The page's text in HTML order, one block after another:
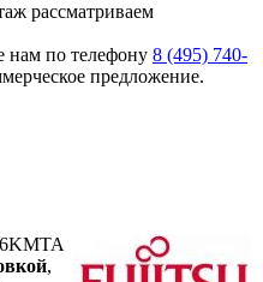
рассматриваем
нам по телефону 8 (495) 740-
предложение.
,